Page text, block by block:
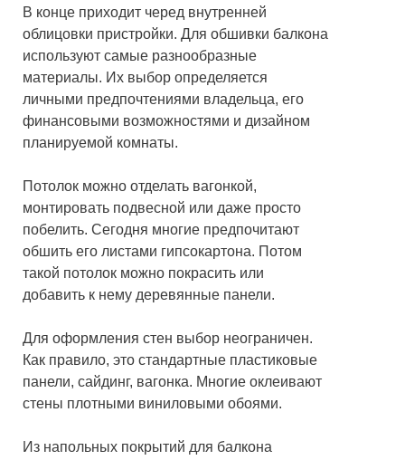
В конце приходит черед внутренней
облицовки пристройки. Для обшивки балкона
используют самые разнообразные
материалы. Их выбор определяется
личными предпочтениями владельца, его
финансовыми возможностями и дизайном
планируемой комнаты.
Потолок можно отделать вагонкой,
монтировать подвесной или даже просто
побелить. Сегодня многие предпочитают
обшить его листами гипсокартона. Потом
такой потолок можно покрасить или
добавить к нему деревянные панели.
Для оформления стен выбор неограничен.
Как правило, это стандартные пластиковые
панели, сайдинг, вагонка. Многие оклеивают
стены плотными виниловыми обоями.
Из напольных покрытий для балкона